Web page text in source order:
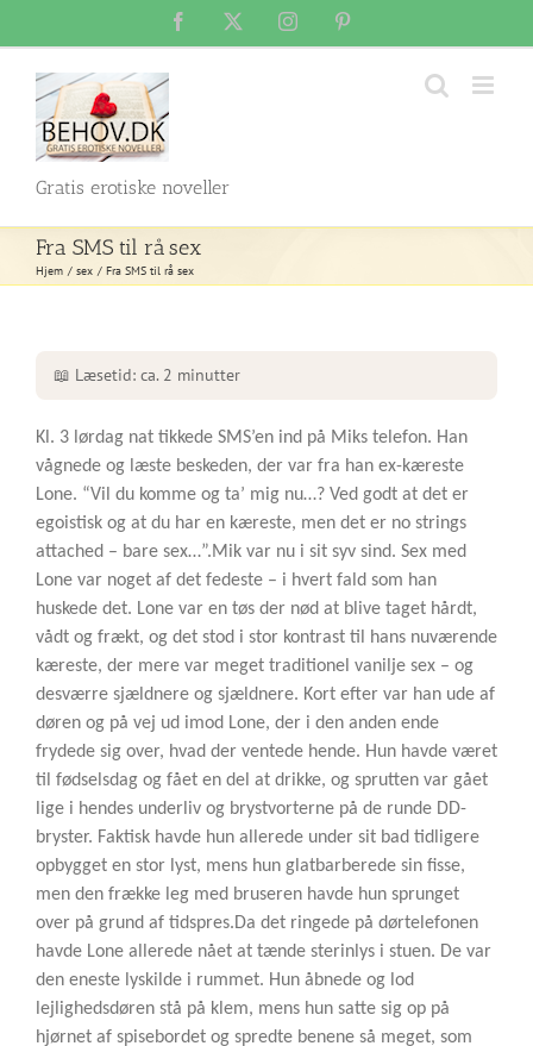
content
Facebook Instagram
Gratis erotiske noveller
Fra SMS til rå sex
Hjem sex Fra SMS til rå sex
📖 Læsetid: ca. 2 minutter
Kl. 3 lørdag nat tikkede SMS’en ind på Miks telefon. Han
vågnede og læste beskeden, der var fra han ex-kæreste
Lone. “Vil du komme og ta’ mig nu…? Ved godt at det er
egoistisk og at du har en kæreste, men det er no strings
attached – bare sex…”.Mik var nu i sit syv sind. Sex med
Lone var noget af det fedeste – i hvert fald som han
huskede det. Lone var en tøs der nød at blive taget hårdt,
vådt og frækt, og det stod i stor kontrast til hans nuværende
kæreste, der mere var meget traditionel vanilje sex – og
desværre sjældnere og sjældnere. Kort efter var han ude af
døren og på vej ud imod Lone, der i den anden ende
frydede sig over, hvad der ventede hende. Hun havde været
til fødselsdag og fået en del at drikke, og sprutten var gået
lige i hendes underliv og brystvorterne på de runde DD-
bryster. Faktisk havde hun allerede under sit bad tidligere
opbygget en stor lyst, mens hun glatbarberede sin fisse,
men den frække leg med bruseren havde hun sprunget
over på grund af tidspres.Da det ringede på dørtelefonen
havde Lone allerede nået at tænde sterinlys i stuen. De var
den eneste lyskilde i rummet. Hun åbnede og lod
lejlighedsdøren stå på klem, mens hun satte sig op på
hjørnet af spisebordet og spredte benene så meget, som